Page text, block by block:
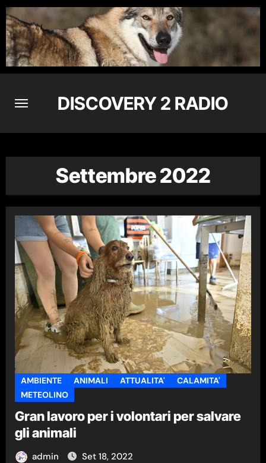
Skip
to
content
DISCOVERY 2 RADIO
Settembre 2022
AMBIENTE ANIMALI ATTUALITA'
CALAMITA'
METEOLINO
Gran lavoro per i volontari per salvare
gli animali
admin Set 18, 2022